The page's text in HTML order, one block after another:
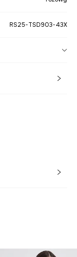
RS25-TSD903-43X